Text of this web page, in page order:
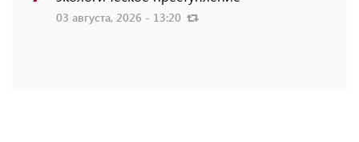
03 августа, 2026 - 13:20